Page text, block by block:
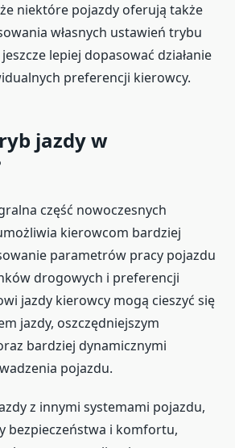
niektóre pojazdy oferują także
własnych ustawień trybu
lepiej dopasować działanie
preferencji kierowcy.
jazdy w
część nowoczesnych
kierowcom bardziej
parametrów pracy pojazdu
drogowych i preferencji
jazdy kierowcy mogą cieszyć się
jazdy, oszczędniejszym
bardziej dynamicznymi
pojazdu.
z innymi systemami pojazdu,
bezpieczeństwa i komfortu,